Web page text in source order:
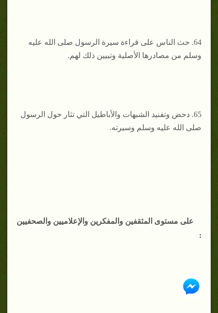
64. حث الناس على قراءة سيرة الرسول صلى الله عليه
وسلم من مصادرها الأصلية وتبيين ذلك لهم.
65. دحض وتفنيد الشبهات والأباطيل التي تثار حول الرسول
صلى الله عليه وسلم وسيرته.
على مستوى المثقفين والمفكرين والإعلاميين والصحفيين
: